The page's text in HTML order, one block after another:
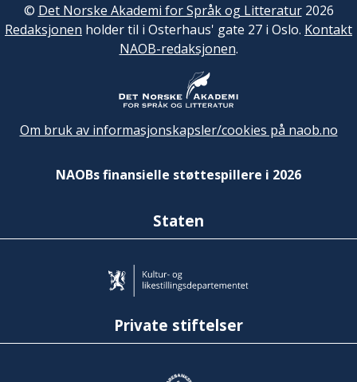
© Det Norske Akademi for Språk og Litteratur2026
Redaksjonen holder til i Osterhaus' gate 27 i Oslo. Kontakt
NAOB-redaksjonen.
Om bruk av informasjonskapsler/cookies på naob.no
NAOBs finansielle støttespillere i 2026
Staten
Private stiftelser